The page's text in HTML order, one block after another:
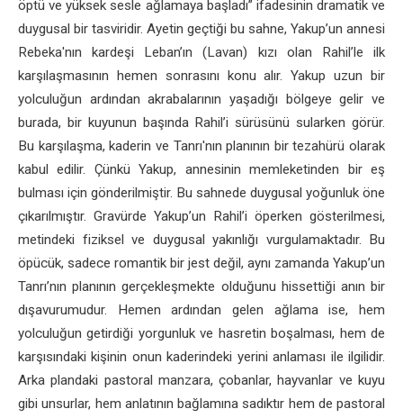
öptü ve yüksek sesle ağlamaya başladı” ifadesinin dramatik ve
duygusal bir tasviridir. Ayetin geçtiği bu sahne, Yakup’un annesi
Rebeka'nın kardeşi Leban’ın (Lavan) kızı olan Rahil’le ilk
karşılaşmasının hemen sonrasını konu alır. Yakup uzun bir
yolculuğun ardından akrabalarının yaşadığı bölgeye gelir ve
burada, bir kuyunun başında Rahil’i sürüsünü sularken görür.
Bu karşılaşma, kaderin ve Tanrı'nın planının bir tezahürü olarak
kabul edilir. Çünkü Yakup, annesinin memleketinden bir eş
bulması için gönderilmiştir. Bu sahnede duygusal yoğunluk öne
çıkarılmıştır. Gravürde Yakup’un Rahil’i öperken gösterilmesi,
metindeki fiziksel ve duygusal yakınlığı vurgulamaktadır. Bu
öpücük, sadece romantik bir jest değil, aynı zamanda Yakup’un
Tanrı’nın planının gerçekleşmekte olduğunu hissettiği anın bir
dışavurumudur. Hemen ardından gelen ağlama ise, hem
yolculuğun getirdiği yorgunluk ve hasretin boşalması, hem de
karşısındaki kişinin onun kaderindeki yerini anlaması ile ilgilidir.
Arka plandaki pastoral manzara, çobanlar, hayvanlar ve kuyu
gibi unsurlar, hem anlatının bağlamına sadıktır hem de pastoral